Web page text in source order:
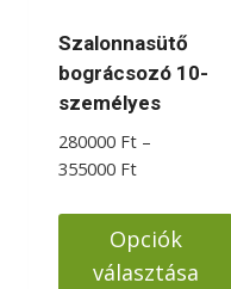
Szalonnasütő
bográcsozó 10-
személyes
280000 Ft –
355000 FtÁrtartomány:
-
355000 Ft
Opciók
választása